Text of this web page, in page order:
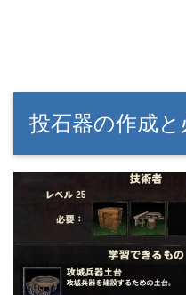
投石器の作成